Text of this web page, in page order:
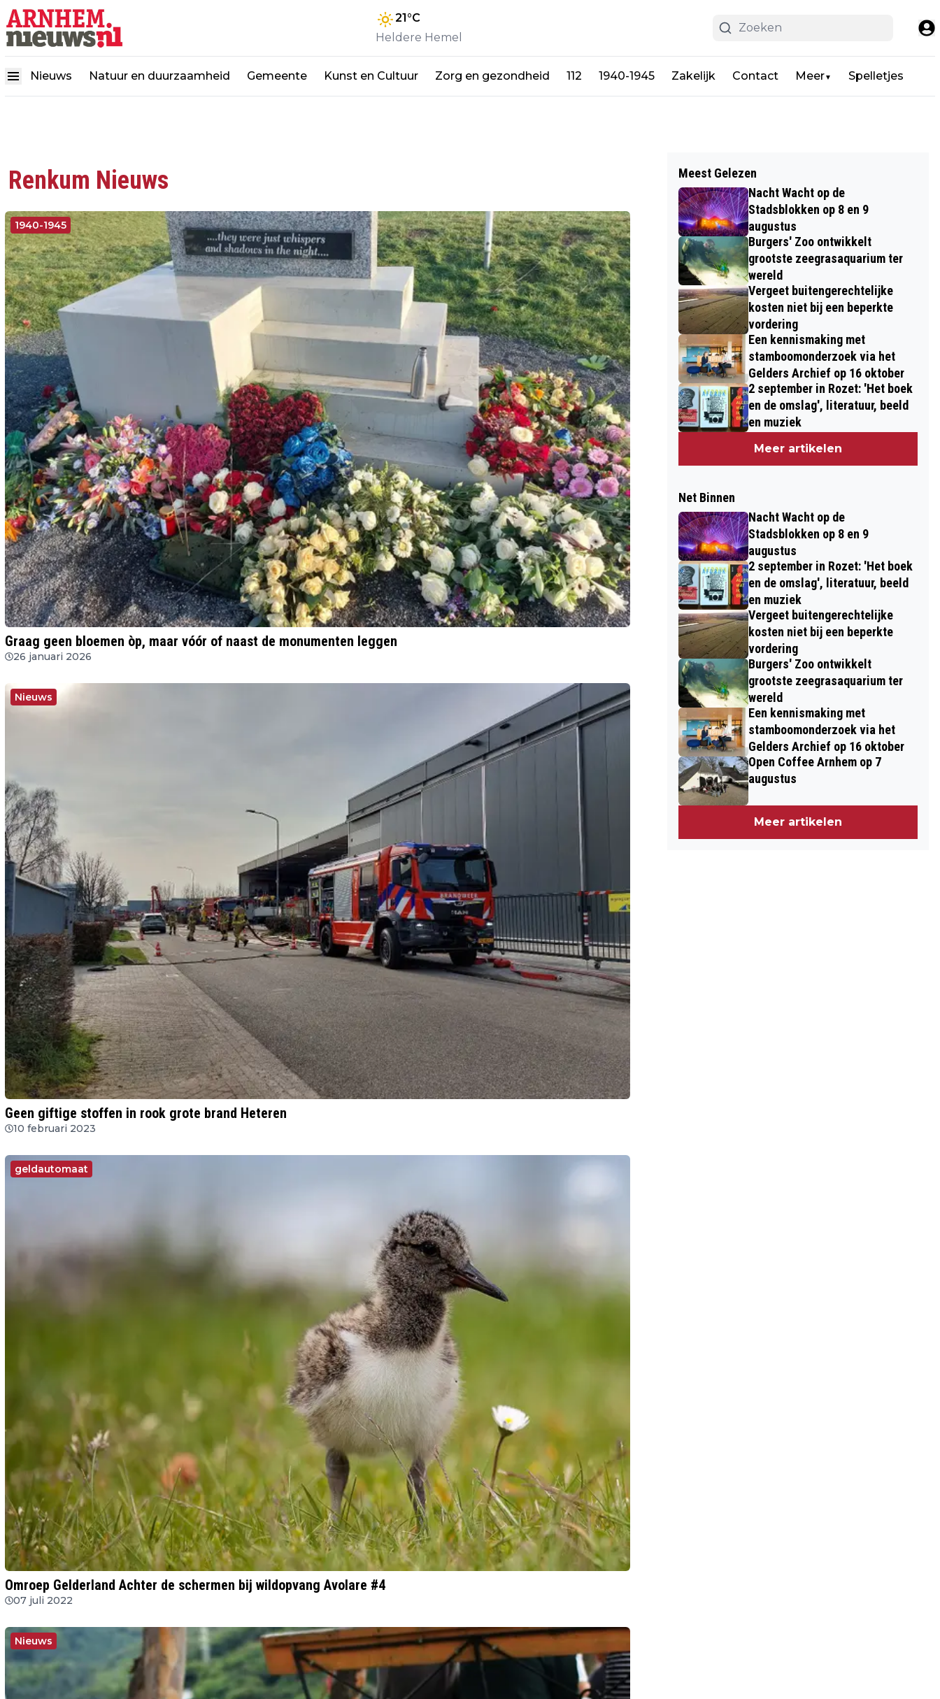
21°C
Heldere Hemel
Nieuws Natuur en duurzaamheid Gemeente Kunst en Cultuur Zorg en gezondheid 112 1940-1945 Zakelijk Contact Meer▼ Spelletjes
Renkum Nieuws
1940-1945
Graag geen bloemen òp, maar vóór of naast de monumenten leggen
26 januari 2026
Nieuws
Geen giftige stoffen in rook grote brand Heteren
10 februari 2023
geldautomaat
Omroep Gelderland Achter de schermen bij wildopvang Avolare #4
07 juli 2022
Nieuws
Meest Gelezen
Nacht Wacht op de
Stadsblokken op 8 en 9
augustus
Burgers' Zoo ontwikkelt
grootste zeegrasaquarium ter
wereld
Vergeet buitengerechtelijke
kosten niet bij een beperkte
vordering
Een kennismaking met
stamboomonderzoek via het
Gelders Archief op 16 oktober
2 september in Rozet: 'Het boek
en de omslag', literatuur, beeld
en muziek
Meer artikelen
Net Binnen
Nacht Wacht op de
Stadsblokken op 8 en 9
augustus
2 september in Rozet: 'Het boek
en de omslag', literatuur, beeld
en muziek
Vergeet buitengerechtelijke
kosten niet bij een beperkte
vordering
Burgers' Zoo ontwikkelt
grootste zeegrasaquarium ter
wereld
Een kennismaking met
stamboomonderzoek via het
Gelders Archief op 16 oktober
Open Coffee Arnhem op 7
augustus
Meer artikelen